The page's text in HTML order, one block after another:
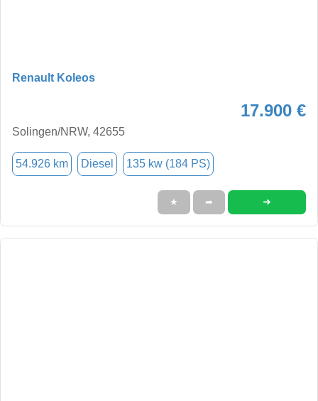
Renault Koleos
17.900 €
Solingen/NRW, 42655
54.926 km Diesel 135 kw (184 PS)
★ ➦ ➜